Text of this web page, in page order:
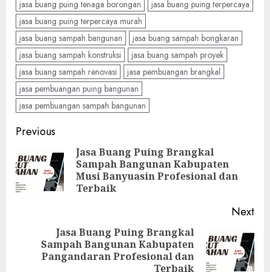
jasa buang puing tenaga borongan
jasa buang puing terpercaya
jasa buang puing terpercaya murah
jasa buang sampah bangunan
jasa buang sampah bongkaran
jasa buang sampah konstruksi
jasa buang sampah proyek
jasa buang sampah renovasi
jasa pembuangan brangkal
jasa pembuangan puing bangunan
jasa pembuangan sampah bangunan
Continue
Reading
Previous
Jasa Buang Puing Brangkal
Sampah Bangunan Kabupaten
Musi Banyuasin Profesional dan
Terbaik
Next
Jasa Buang Puing Brangkal
Sampah Bangunan Kabupaten
Pangandaran Profesional dan
Terbaik